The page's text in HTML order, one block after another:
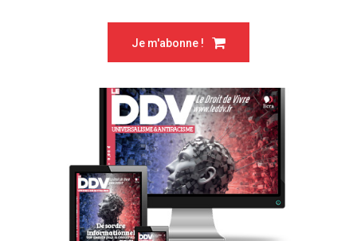
Je m'abonne !